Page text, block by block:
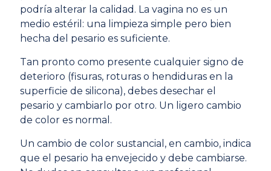
podría alterar la calidad. La vagina no es un
medio estéril: una limpieza simple pero bien
hecha del pesario es suficiente.
Tan pronto como presente cualquier signo de
deterioro (fisuras, roturas o hendiduras en la
superficie de silicona), debes desechar el
pesario y cambiarlo por otro. Un ligero cambio
de color es normal.
Un cambio de color sustancial, en cambio, indica
que el pesario ha envejecido y debe cambiarse.